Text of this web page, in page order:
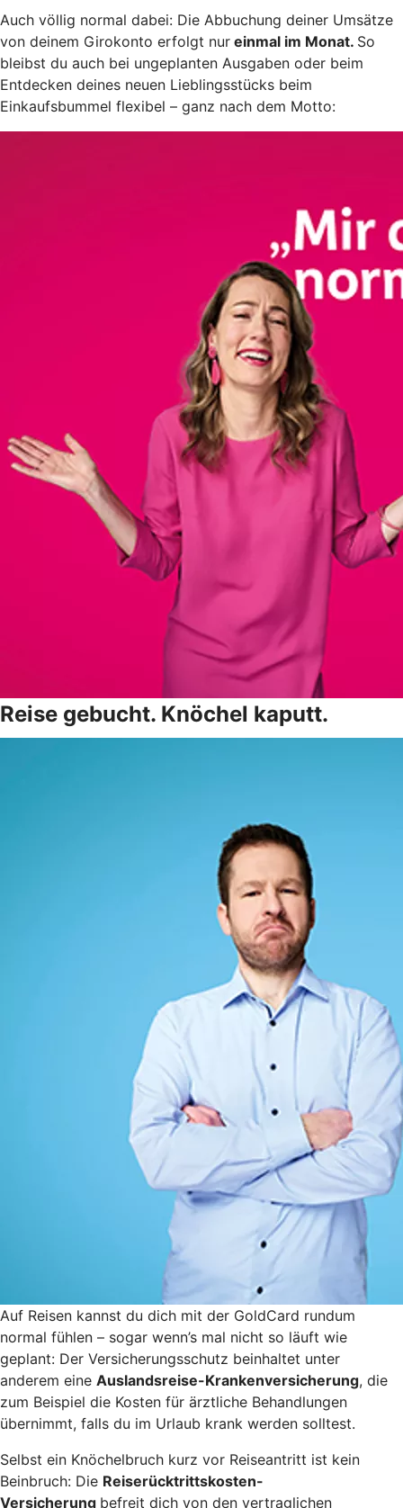
Auch völlig normal dabei: Die Abbuchung deiner Umsätze
von deinem Girokonto erfolgt nur einmal im Monat. So
bleibst du auch bei ungeplanten Ausgaben oder beim
Entdecken deines neuen Lieblingsstücks beim
Einkaufsbummel flexibel – ganz nach dem Motto:
Reise gebucht. Knöchel kaputt.
Auf Reisen kannst du dich mit der GoldCard rundum
normal fühlen – sogar wenn’s mal nicht so läuft wie
geplant: Der Versicherungsschutz beinhaltet unter
anderem eine Auslandsreise-Krankenversicherung, die
zum Beispiel die Kosten für ärztliche Behandlungen
übernimmt, falls du im Urlaub krank werden solltest.
Selbst ein Knöchelbruch kurz vor Reiseantritt ist kein
Beinbruch: Die Reiserücktrittskosten-
Versicherung befreit dich von den vertraglichen